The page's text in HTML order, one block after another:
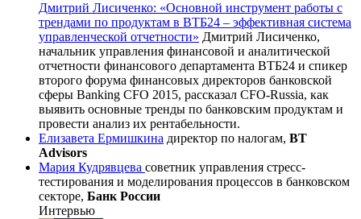
Дмитрий Лисиченко: «Основной инструмент работы с
трендами по продуктам в ВТБ24 – эффективная система
управленческой отчетности» Дмитрий Лисиченко,
начальник управления финансовой и аналитической
отчетности финансового департамента ВТБ24 и спикер
второго форума финансовых директоров банковской
сферы Banking CFO 2015, рассказал CFO-Russia, как
выявить основные тренды по банковским продуктам и
провести анализ их рентабельности.
Елизавета Ермишкина директор по налогам, BT
Advisors
Мария Кудрявцева советник управления стресс-
тестирования и моделирования процессов в банковском
секторе, Банк России
Интервью